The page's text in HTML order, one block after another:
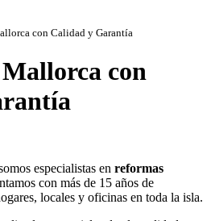
con Calidad y Garantía
con
especialistas en reformas
con más de 15 años de
locales y oficinas en toda la isla.